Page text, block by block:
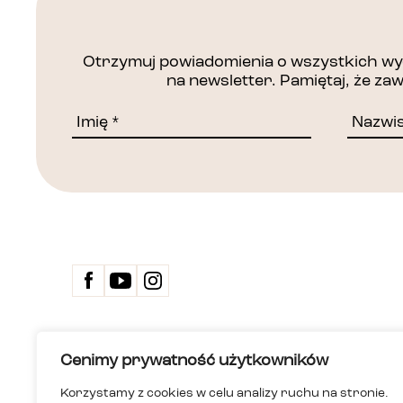
Cenimy prywatność użytkowników
Korzystamy z cookies w celu analizy ruchu na stronie.
Otrzymuj powiadomienia o wszystkich
na newsletter. Pamiętaj, że
Dom Spotkań z Historią
Wersja